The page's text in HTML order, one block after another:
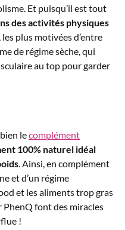
Et puisqu’il est tout
des activités physiques
plus motivées d’entre
de régime sèche, qui
au top pour garder
lecomplément
100% naturel idéal
. Ainsi, en complément
et d’un régime
et les aliments trop gras
PhenQ font des miracles
!